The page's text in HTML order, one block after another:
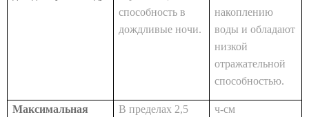
способность в
дождливые ночи.
накоплению
воды и обладают
низкой
отражательной
способностью.
Максимальная
В пределах 2,5
ч-см